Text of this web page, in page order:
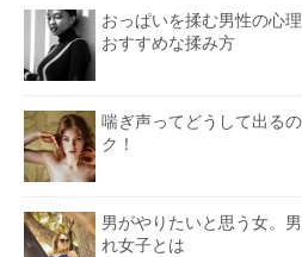
おっぱいを揉む男性の心
おすすめな揉み方
喘ぎ声ってどうして出る
ク！
男がやりたいと思う女。
れ女子とは